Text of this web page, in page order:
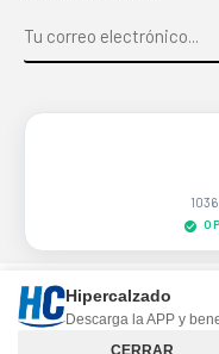
Sitio protegido por
Hipercalzado
Descarga la APP y
CERRAR